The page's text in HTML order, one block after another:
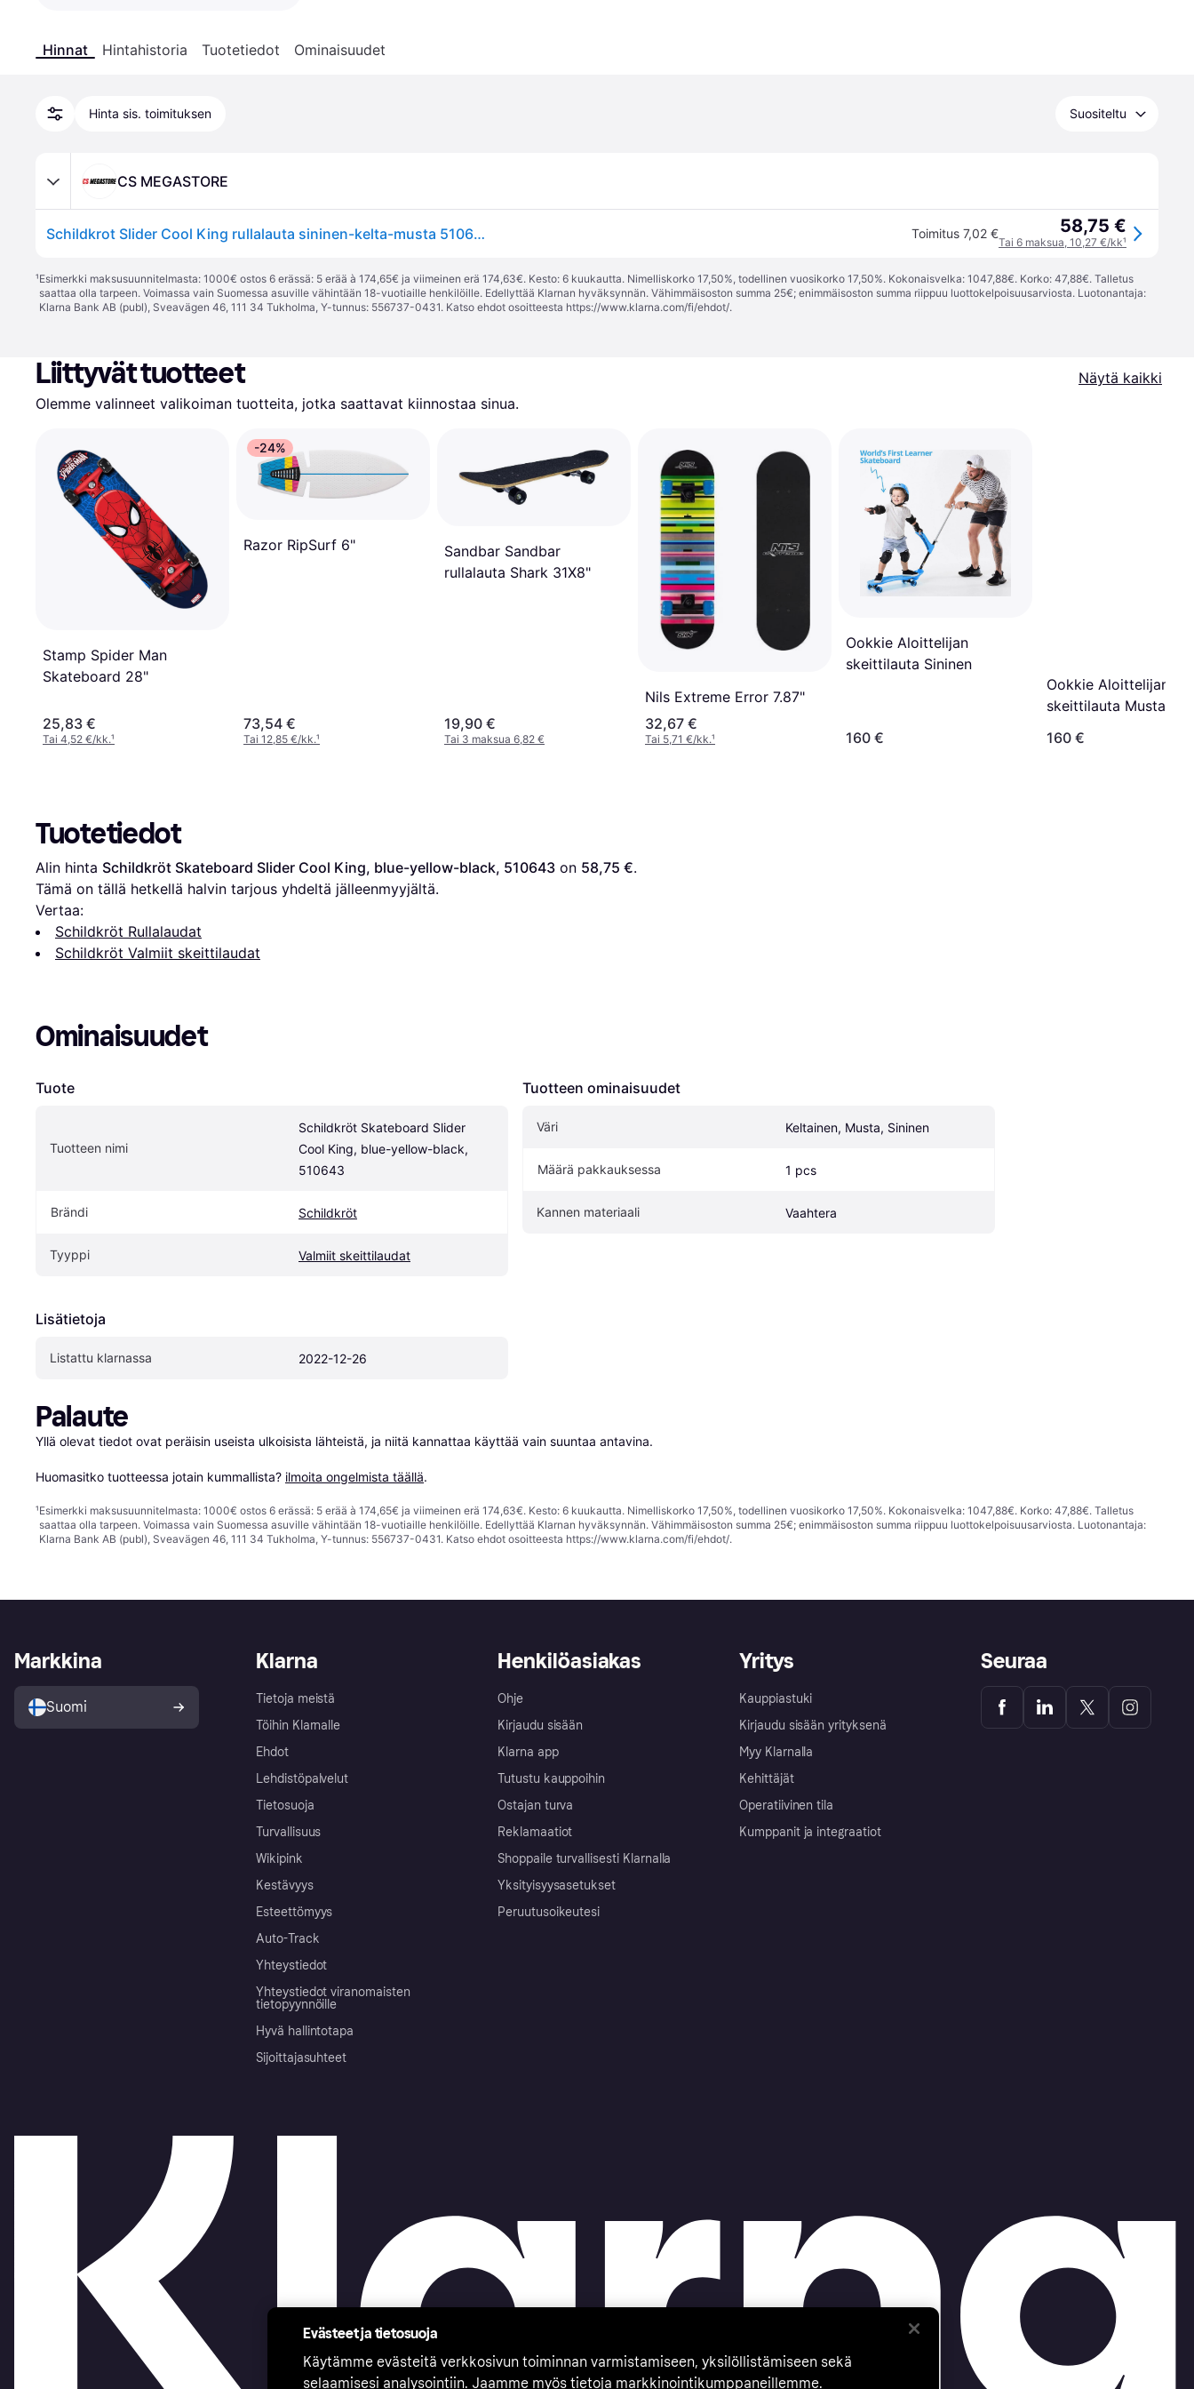
Hinnat Hintahistoria Tuotetiedot Ominaisuudet
Hinta sis. toimituksen Suositeltu
CS MEGASTORE
Schildkrot Slider Cool King rullalauta sininen-kelta-musta 510643 Toimitus 7,02 € 58,75 €
Tai 6 maksua, 10,27 €/kk¹
¹Esimerkki maksusuunnitelmasta: 1000€ ostos 6 erässä: 5 erää à 174,65€ ja viimeinen erä 174,63€. Kesto: 6 kuukautta. Nimelliskorko 17,50%, todellinen vuosikorko 17,50%. Kokonaisvelka: 1047,88€. Korko: 47,88€. Talletus
saattaa olla tarpeen. Voimassa vain Suomessa asuville vähintään 18-vuotiaille henkilöille. Edellyttää Klarnan hyväksynnän. Vähimmäisoston summa 25€; enimmäisoston summa riippuu luottokelpoisuusarviosta. Luotonantaja:
Klarna Bank AB (publ), Sveavägen 46, 111 34 Tukholma, Y-tunnus: 556737-0431. Katso ehdot osoitteesta https://www.klarna.com/fi/ehdot/.
Liittyvät tuotteet
Näytä kaikki
Olemme valinneet valikoiman tuotteita, jotka saattavat kiinnostaa sinua.
Stamp Spider Man
Skateboard 28"
25,83 €
Tai 4,52 €/kk.¹
-24%
Razor RipSurf 6"
73,54 €
Tai 12,85 €/kk.¹
Sandbar Sandbar
rullalauta Shark 31X8"
19,90 €
Tai 3 maksua 6,82 €
Nils Extreme Error 7.87"
32,67 €
Tai 5,71 €/kk.¹
Ookkie Aloittelijan
skeittilauta Sininen
160 €
Ookkie Aloittelijan
skeittilauta Musta
160 €
Tuotetiedot
Alin hinta Schildkröt Skateboard Slider Cool King, blue-yellow-black, 510643 on 58,75 €.
Tämä on tällä hetkellä halvin tarjous yhdeltä jälleenmyyjältä.
Vertaa:
Schildkröt Rullalaudat
Schildkröt Valmiit skeittilaudat
Ominaisuudet
Tuote
Tuotteen nimi
Schildkröt Skateboard Slider
Cool King, blue-yellow-black,
510643
Brändi Schildkröt
Tyyppi Valmiit skeittilaudat
Lisätietoja
Listattu klarnassa 2022-12-26
Tuotteen ominaisuudet
Väri Keltainen, Musta, Sininen
Määrä pakkauksessa 1 pcs
Kannen materiaali Vaahtera
Palaute
Yllä olevat tiedot ovat peräisin useista ulkoisista lähteistä, ja niitä kannattaa käyttää vain suuntaa antavina.
Huomasitko tuotteessa jotain kummallista? ilmoita ongelmista täällä.
¹Esimerkki maksusuunnitelmasta: 1000€ ostos 6 erässä: 5 erää à 174,65€ ja viimeinen erä 174,63€. Kesto: 6 kuukautta. Nimelliskorko 17,50%, todellinen vuosikorko 17,50%. Kokonaisvelka: 1047,88€. Korko: 47,88€. Talletus
saattaa olla tarpeen. Voimassa vain Suomessa asuville vähintään 18-vuotiaille henkilöille. Edellyttää Klarnan hyväksynnän. Vähimmäisoston summa 25€; enimmäisoston summa riippuu luottokelpoisuusarviosta. Luotonantaja:
Klarna Bank AB (publ), Sveavägen 46, 111 34 Tukholma, Y-tunnus: 556737-0431. Katso ehdot osoitteesta https://www.klarna.com/fi/ehdot/.
Klarna
Tietoja meistä
Töihin Klarnalle
Ehdot
Lehdistöpalvelut
Tietosuoja
Turvallisuus
Wikipink
Kestävyys
Esteettömyys
Auto-Track
Yhteystiedot
Yhteystiedot viranomaisten
tietopyynnöille
Hyvä hallintotapa
Sijoittajasuhteet
Henkilöasiakas
Ohje
Kirjaudu sisään
Klarna app
Tutustu kauppoihin
Ostajan turva
Reklamaatiot
Shoppaile turvallisesti Klarnalla
Yksityisyysasetukset
Peruutusoikeutesi
Yritys
Kauppiastuki
Kirjaudu sisään yrityksenä
Myy Klarnalla
Kehittäjät
Operatiivinen tila
Kumppanit ja integraatiot
Markkina
Suomi
Seuraa
Evästeet ja tietosuoja
Käytämme evästeitä verkkosivun toiminnan varmistamiseen, yksilöllistämiseen sekä
selaamisesi analysointiin. Jaamme myös tietoja markkinointikumppaneillemme.